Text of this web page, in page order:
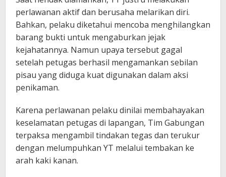
perlawanan aktif dan berusaha melarikan diri.
Bahkan, pelaku diketahui mencoba menghilangkan
barang bukti untuk mengaburkan jejak
kejahatannya. Namun upaya tersebut gagal
setelah petugas berhasil mengamankan sebilan
pisau yang diduga kuat digunakan dalam aksi
penikaman.
Karena perlawanan pelaku dinilai membahayakan
keselamatan petugas di lapangan, Tim Gabungan
terpaksa mengambil tindakan tegas dan terukur
dengan melumpuhkan YT melalui tembakan ke
arah kaki kanan.